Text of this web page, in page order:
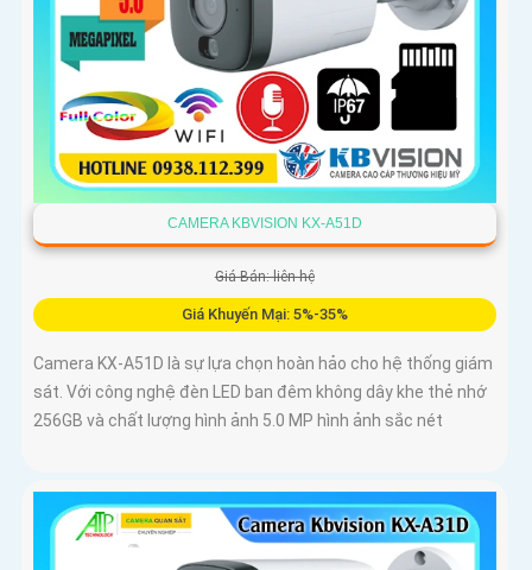
CAMERA KBVISION KX-A51D
Giá Bán: liên hệ
Giá Khuyến Mại: 5%-35%
Camera KX-A51D là sự lựa chọn hoàn hảo cho hệ thống giám
sát. Với công nghệ đèn LED ban đêm không dây khe thẻ nhớ
256GB và chất lượng hình ảnh 5.0 MP hình ảnh sắc nét